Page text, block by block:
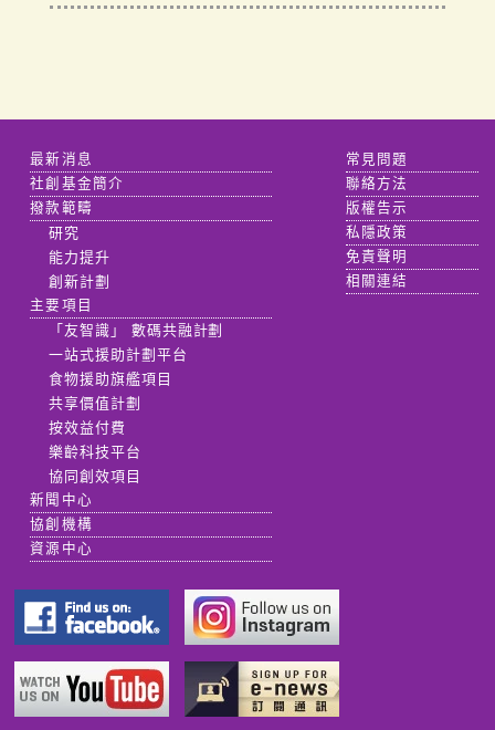
最新消息
社創基金簡介
撥款範疇
研究
能力提升
創新計劃
主要項目
「友智識」 數碼共融計劃
一站式援助計劃平台
食物援助旗艦項目
共享價值計劃
按效益付費
樂齡科技平台
協同創效項目
新聞中心
協創機構
資源中心
常見問題
聯絡方法
版權告示
私隱政策
免責聲明
相關連結